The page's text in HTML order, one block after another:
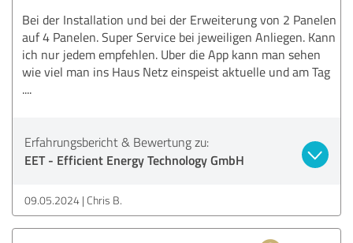
Bei der Installation und bei der Erweiterung von 2 Panelen
auf 4 Panelen. Super Service bei jeweiligen Anliegen. Kann
ich nur jedem empfehlen. Uber die App kann man sehen
wie viel man ins Haus Netz einspeist aktuelle und am Tag
....
Erfahrungsbericht & Bewertung zu:
EET - Efficient Energy Technology GmbH
09.05.2024 Chris B.